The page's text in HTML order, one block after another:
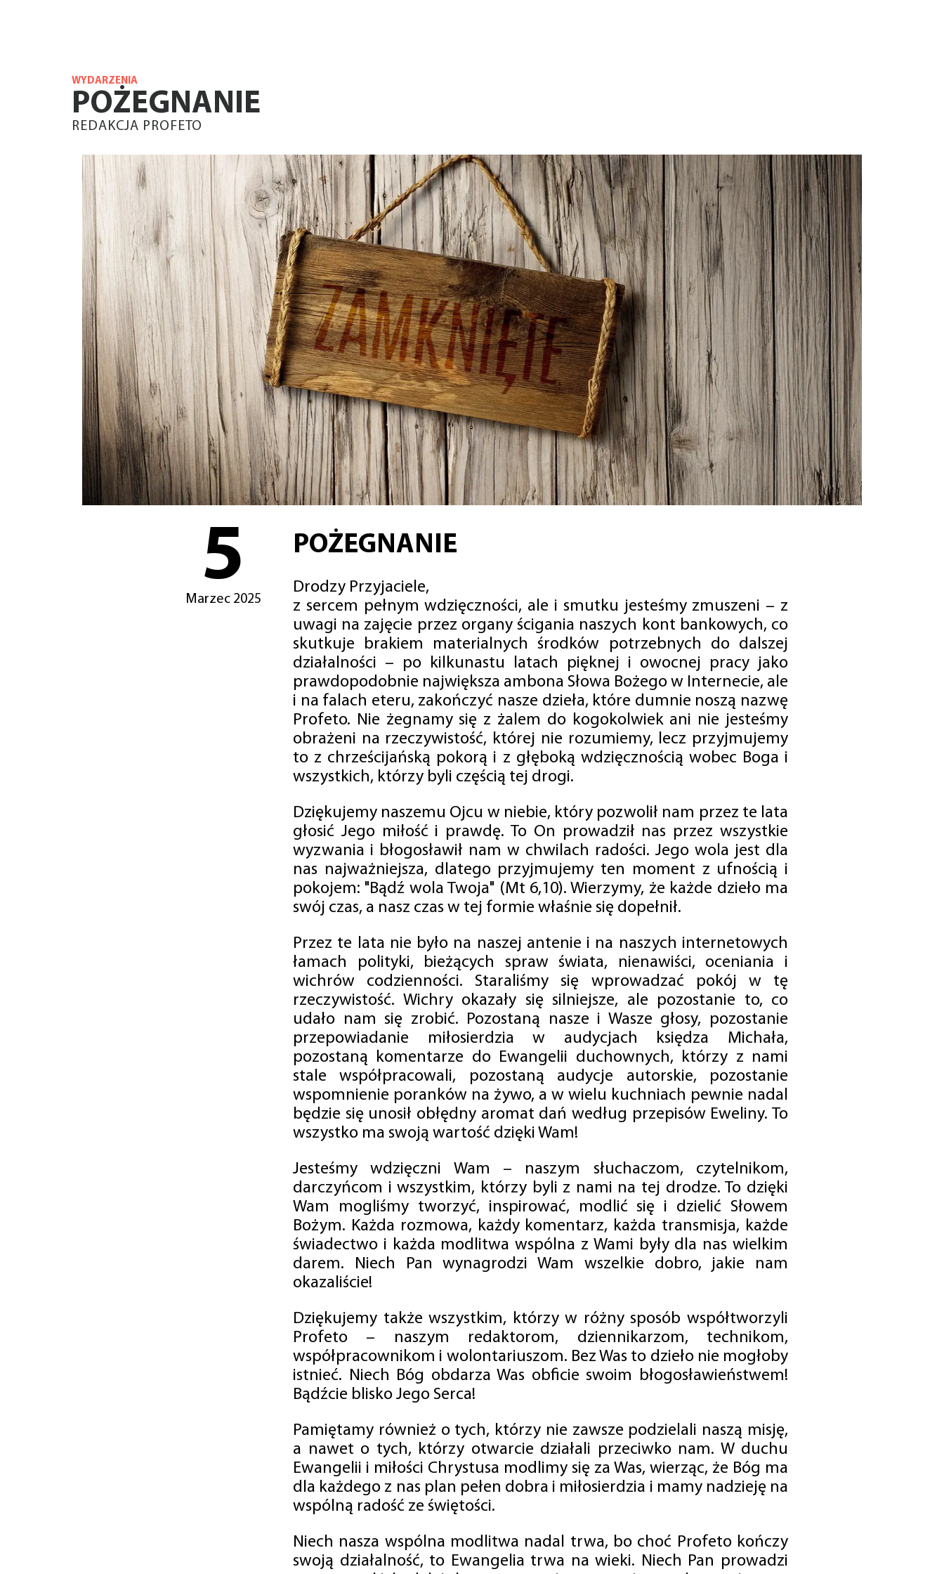
WYDARZENIA
POŻEGNANIE
REDAKCJA PROFETO
5
Marzec 2025
POŻEGNANIE
Drodzy Przyjaciele,
z sercem pełnym wdzięczności, ale i smutku jesteśmy zmuszeni – z
uwagi na zajęcie przez organy ścigania naszych kont bankowych, co
skutkuje brakiem materialnych środków potrzebnych do dalszej
działalności – po kilkunastu latach pięknej i owocnej pracy jako
prawdopodobnie największa ambona Słowa Bożego w Internecie, ale
i na falach eteru, zakończyć nasze dzieła, które dumnie noszą nazwę
Profeto. Nie żegnamy się z żalem do kogokolwiek ani nie jesteśmy
obrażeni na rzeczywistość, której nie rozumiemy, lecz przyjmujemy
to z chrześcijańską pokorą i z głęboką wdzięcznością wobec Boga i
wszystkich, którzy byli częścią tej drogi.
Dziękujemy naszemu Ojcu w niebie, który pozwolił nam przez te lata
głosić Jego miłość i prawdę. To On prowadził nas przez wszystkie
wyzwania i błogosławił nam w chwilach radości. Jego wola jest dla
nas najważniejsza, dlatego przyjmujemy ten moment z ufnością i
pokojem: "Bądź wola Twoja" (Mt 6,10). Wierzymy, że każde dzieło ma
swój czas, a nasz czas w tej formie właśnie się dopełnił.
Przez te lata nie było na naszej antenie i na naszych internetowych
łamach polityki, bieżących spraw świata, nienawiści, oceniania i
wichrów codzienności. Staraliśmy się wprowadzać pokój w tę
rzeczywistość. Wichry okazały się silniejsze, ale pozostanie to, co
udało nam się zrobić. Pozostaną nasze i Wasze głosy, pozostanie
przepowiadanie miłosierdzia w audycjach księdza Michała,
pozostaną komentarze do Ewangelii duchownych, którzy z nami
stale współpracowali, pozostaną audycje autorskie, pozostanie
wspomnienie poranków na żywo, a w wielu kuchniach pewnie nadal
będzie się unosił obłędny aromat dań według przepisów Eweliny. To
wszystko ma swoją wartość dzięki Wam!
Jesteśmy wdzięczni Wam – naszym słuchaczom, czytelnikom,
darczyńcom i wszystkim, którzy byli z nami na tej drodze. To dzięki
Wam mogliśmy tworzyć, inspirować, modlić się i dzielić Słowem
Bożym. Każda rozmowa, każdy komentarz, każda transmisja, każde
świadectwo i każda modlitwa wspólna z Wami były dla nas wielkim
darem. Niech Pan wynagrodzi Wam wszelkie dobro, jakie nam
okazaliście!
Dziękujemy także wszystkim, którzy w różny sposób współtworzyli
Profeto – naszym redaktorom, dziennikarzom, technikom,
współpracownikom i wolontariuszom. Bez Was to dzieło nie mogłoby
istnieć. Niech Bóg obdarza Was obficie swoim błogosławieństwem!
Bądźcie blisko Jego Serca!
Pamiętamy również o tych, którzy nie zawsze podzielali naszą misję,
a nawet o tych, którzy otwarcie działali przeciwko nam. W duchu
Ewangelii i miłości Chrystusa modlimy się za Was, wierząc, że Bóg ma
dla każdego z nas plan pełen dobra i miłosierdzia i mamy nadzieję na
wspólną radość ze świętości.
Niech nasza wspólna modlitwa nadal trwa, bo choć Profeto kończy
swoją działalność, to Ewangelia trwa na wieki. Niech Pan prowadzi